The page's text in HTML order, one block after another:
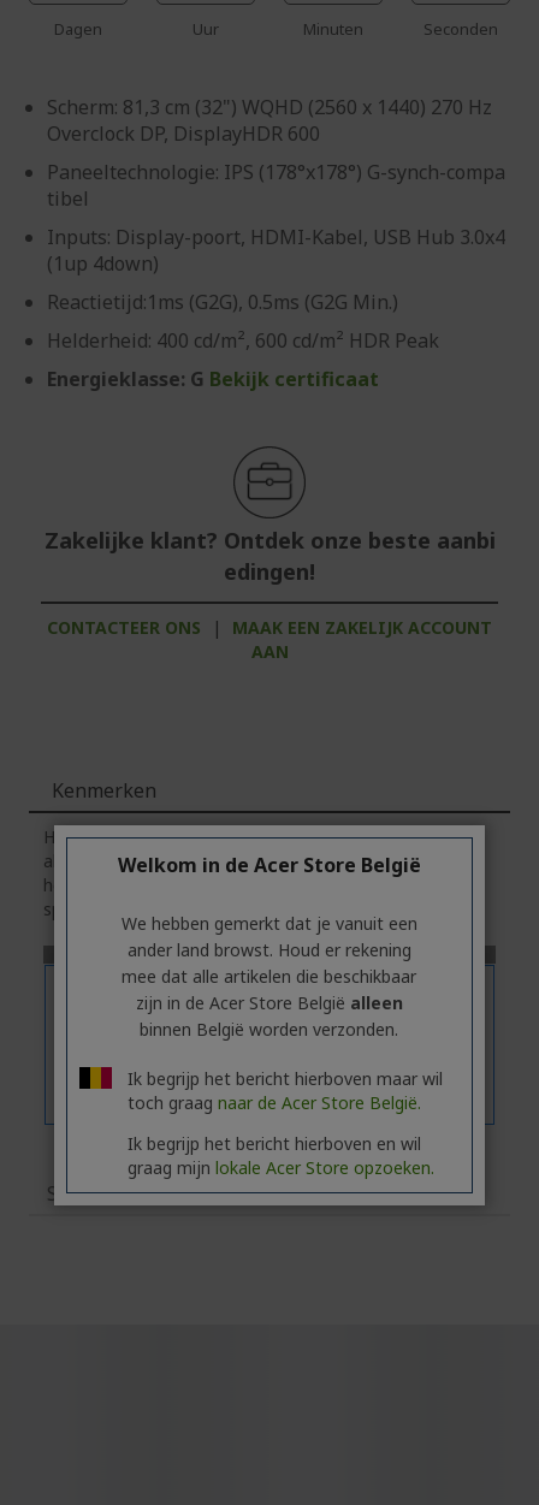
Dagen Uur Minuten Seconden
Scherm: 81,3 cm (32") WQHD (2560 x 1440) 270 Hz
Overclock DP, DisplayHDR 600
Paneeltechnologie: IPS (178°x178°) G-synch-compa
tibel
Inputs: Display-poort, HDMI-Kabel, USB Hub 3.0x4
(1up 4down)
Reactietijd:1ms (G2G), 0.5ms (G2G Min.)
Helderheid: 400 cd/m², 600 cd/m² HDR Peak
Energieklasse: G Bekijk certificaat
Zakelijke klant? Ontdek onze beste aanbi
edingen!
CONTACTEER ONS |
MAAK EEN ZAKELIJK ACCOUNT
AAN
Kenmerken
Houd er rekening mee dat het tabblad'Kenmerken'
algemene informatie over de productserie bevat.
het tabblad
voor de exacte technische
specificaties van het geselecteerde model.
Specificaties
Welkom in de Acer Store België
We hebben gemerkt dat je vanuit een
ander land browst. Houd er rekening
mee dat alle artikelen die beschikbaar
zijn in de Acer Store België alleen
binnen België worden verzonden.
Ik begrijp het bericht hierboven maar wil
toch graag naar de Acer Store België.
Ik begrijp het bericht hierboven en wil
graag mijn lokale Acer Store opzoeken.